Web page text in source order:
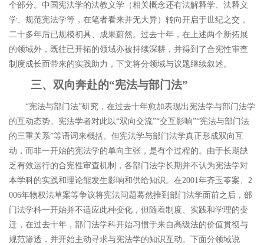
个部分。中国宪法学的法教义学（相关概念还有法解释学、法释义
学、规范宪法学等，在笔者看来并无大异）转向开启于世纪之交，
二十多年后已规模初具、成果蔚然。过去十年，在上述两个新拓展
的领域外，既往已开拓的领域亦被持续深耕，并得到了合宪性审查
制度成长而带来的实践助力，下文将分领域与议题继续叙述。
三、双向奔赴的“宪法与部门法”
“宪法与部门法”研究，在过去十年愈加表现出宪法学与部门法学
的互动态势。宪法学者对此以“双向交流”“交互影响”“宪法与部门法
的三重关系”等语词来概括。 但宪法学与部门法学真正形成双向互
动，而非一开始的宪法学的单向主张，是有个过程的。由于长期缺
乏有效运行的合宪性审查机制，各部门法学长期并不认为宪法学对
本学科的实践和理论能发生影响和供给知识。在2001年齐玉苓案、 2
006年物权法草案等争议将宪法问题蓦然推到部门法学面前之后，部
门法学科一开始并不适应此种变化，但随着制度、实践和学理的变
迁，在过去十年，部门法学科开始习惯于来自高级法的价值贯彻与
规范渗透，并开始主动寻求与宪法学的知识互动。下面分领域说